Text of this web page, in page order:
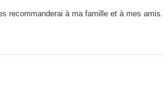
recommanderai à ma famille et à mes amis.